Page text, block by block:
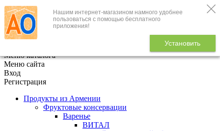
Нашим интернет-магазином намного удобнее
пользоваться с помощью бесплатного
приложения!
Установить
+7 (495) 646-888-1
В корзине
Меню каталога
Меню сайта
Вход
Регистрация
Продукты из Армении
Фруктовые консервации
Варенье
ВИТАЛ